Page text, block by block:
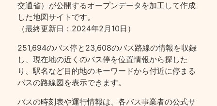
交通省）が公開するオープンデータを加工して作成
した地図サイトです。
（最終更新日：2024年2月10日）
251,694のバス停と23,608のバス路線の情報を収録
し、現在地の近くのバス停を位置情報から探した
り、駅名など目的地のキーワードから付近に停まる
バスの路線図を表示できます。
バスの時刻表や運行情報は、各バス事業者の公式サ